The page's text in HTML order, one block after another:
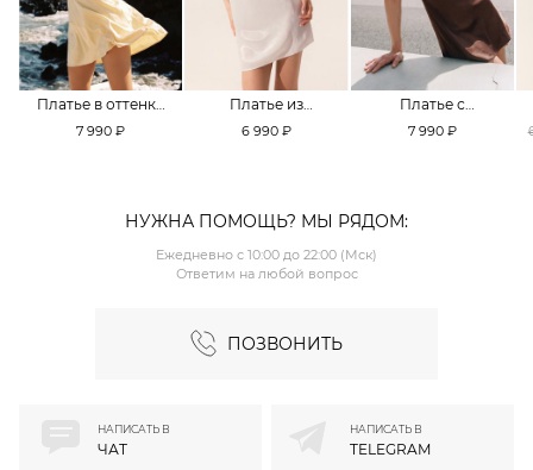
Платье в оттенке
Pale Banana
7 990 ₽
Платье из
смесовой вискозы
6 990 ₽
Платье с
кружевной
7 990 ₽
НУЖНА ПОМОЩЬ? МЫ РЯДОМ:
ПОЗВОНИТЬ
Ежедневно с 10:00 до 22:00 (Мск)
Ответим на любой вопрос
НАПИСАТЬ В
ЧАТ
НАПИСАТЬ В
TELEGRAM